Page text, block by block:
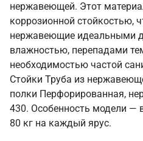
нержавеющей. Этот
коррозионной стойкостью,
нержавеющие идеальными
влажностью, перепадами
необходимостью частой
Стойки Труба из
полки Перфорированная,
430. Особенность модели —
80 кг на каждый ярус.